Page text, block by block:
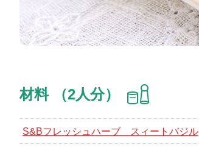
材料 （2人分）
S&Bフレッシュハーブ スィートバジル